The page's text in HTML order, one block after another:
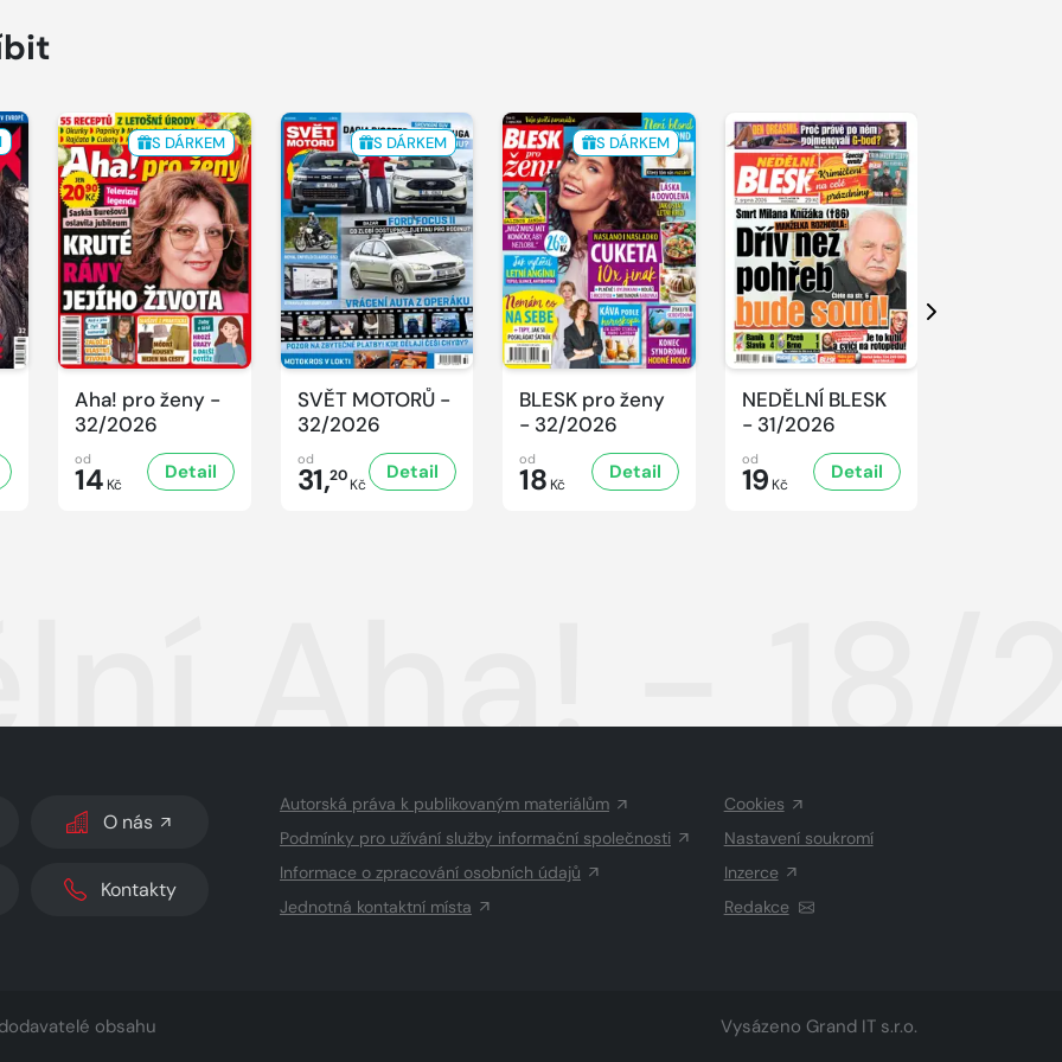
S DÁRKEM
Aha! pro ženy -
32/2026
od
14 Kč
Detail
S DÁRKEM
SVĚT MOTORŮ -
32/2026
od
31,20Kč
Detail
S DÁRKEM
BLESK pro ženy
- 32/2026
od
18 Kč
Detail
NEDĚLNÍ BLESK
- 31/2026
od
19 Kč
Detail
Další
Aha! - 18/
O nás
Kontakty
Autorská práva k publikovaným materiálům
Podmínky pro užívání služby informační společnosti
Informace o zpracování osobních údajů
Jednotná kontaktní místa
Cookies
Nastavení soukromí
Inzerce
Redakce
obsahu Vysázeno Grand IT s.r.o.